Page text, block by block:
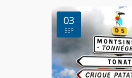
03
SEP